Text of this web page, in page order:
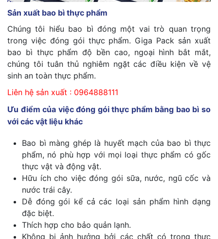
Sản xuất bao bì thực phẩm
Chúng tôi hiểu bao bì đóng một vai trò quan trọng
trong việc đóng gói thực phẩm. Giga Pack sản xuất
bao bì thực phẩm độ bền cao, ngoại hình bắt mắt,
chúng tôi tuân thủ nghiêm ngặt các điều kiện về vệ
sinh an toàn thực phẩm.
Liên hệ sản xuất : 0964888111
Ưu điểm của việc đóng gói thực phẩm bằng bao bì so
với các vật liệu khác
Bao bì màng ghép là huyết mạch của bao bì thực
phẩm, nó phù hợp với mọi loại thực phẩm có gốc
thực vật và động vật.
Hữu ích cho việc đóng gói sữa, nước, ngũ cốc và
nước trái cây.
Dễ đóng gói kể cả các loại sản phẩm hình dạng
đặc biệt.
Thích hợp cho bảo quản lạnh.
Không bị ảnh hưởng bởi các chất có trong thực